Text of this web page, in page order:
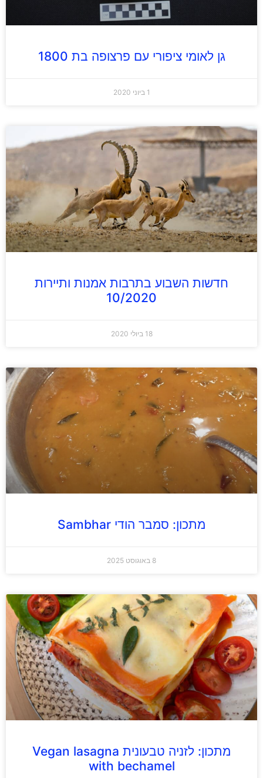
גן לאומי ציפורי עם פרצופה בת 1800
1 ביוני 2020
חדשות השבוע בתרבות אמנות ותיירות
10/2020
18 ביולי 2020
מתכון: סמבר הודי Sambhar
8 באוגוסט 2025
מתכון: לזניה טבעונית Vegan lasagna
with bechamel